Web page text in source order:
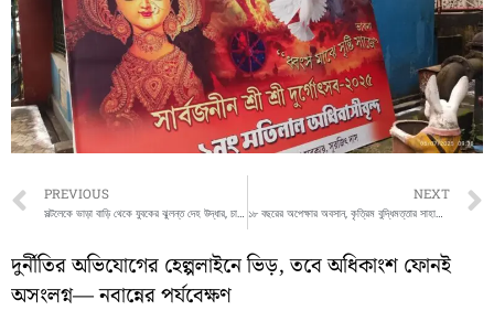
Prev
PREVIOUS NEXT
১৮ বছরের অপেক্ষার অবসান, কৃত্রিম বুদ্ধিমত্তার সাহায্যে মা হচ্ছেন যুবতী
দুর্নীতির অভিযোগের হেল্পলাইনে ভিড়, তবে অধিকাংশ ফোনই
অসংলগ্ন— নবান্নের পর্যবেক্ষণ